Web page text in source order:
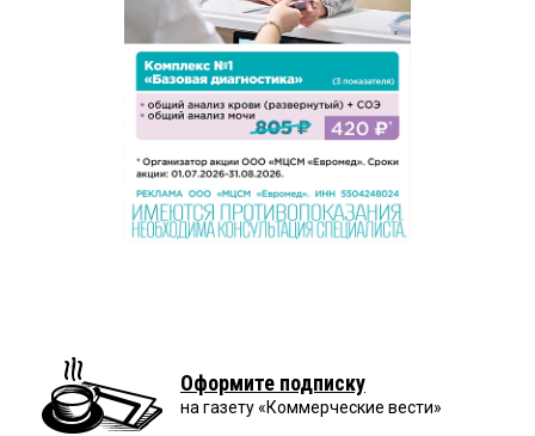
Оформите подписку
на газету «Коммерческие вести»